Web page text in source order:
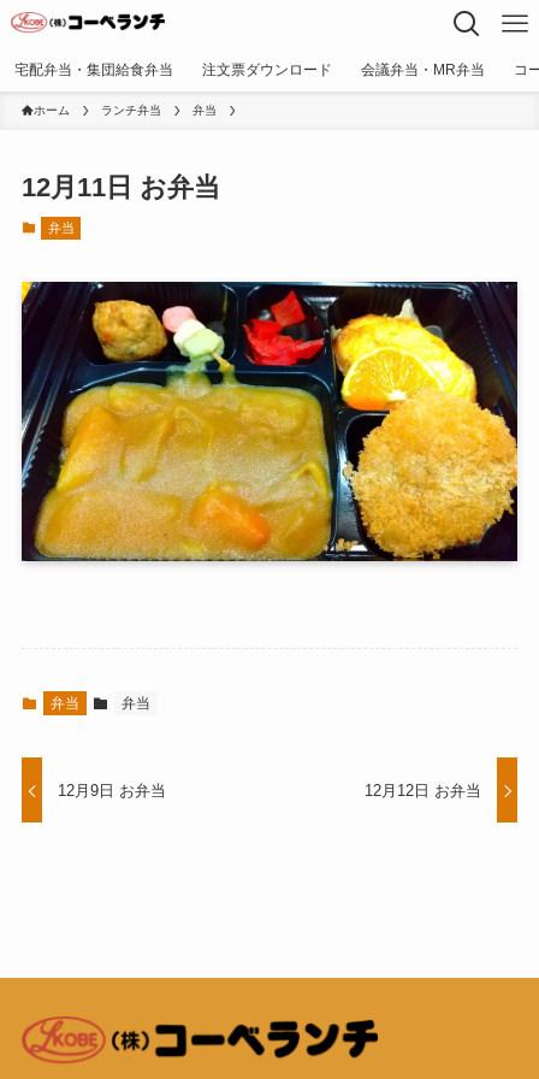
宅配弁当・集団給食弁当 注文票ダウンロード 会議弁当・MR弁当 コ
ホーム ランチ弁当 弁当
12月11日 お弁当
弁当
弁当 弁当
12月9日 お弁当 12月12日 お弁当